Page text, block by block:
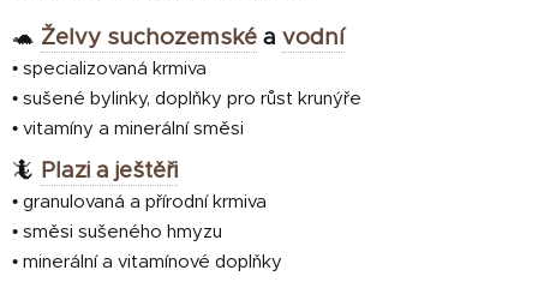
s
🐢 Želvy suchozemské a vodní
• specializovaná krmiva
• sušené bylinky, doplňky pro růst krunýře
• vitamíny a minerální směsi
🦎 Plazi a ještěři
• granulovaná a přírodní krmiva
• směsi sušeného hmyzu
• minerální a vitamínové doplňky